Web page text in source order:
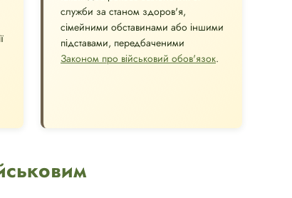
служби за станом здоров'я,
сімейними обставинами або іншими
підставами, передбаченими
Законом про військовий обов'язок.